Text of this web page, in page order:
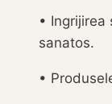
• Ingrijirea
sanatos.
•